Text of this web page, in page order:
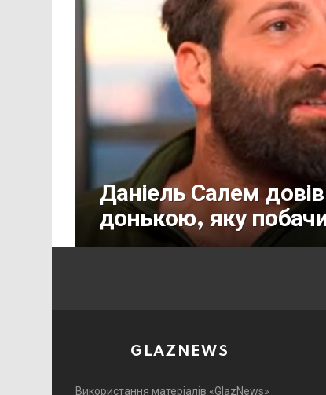
Даніель Салем
донькою, яку
GLAZNEWS
Використання матеріалів «GlazNews»